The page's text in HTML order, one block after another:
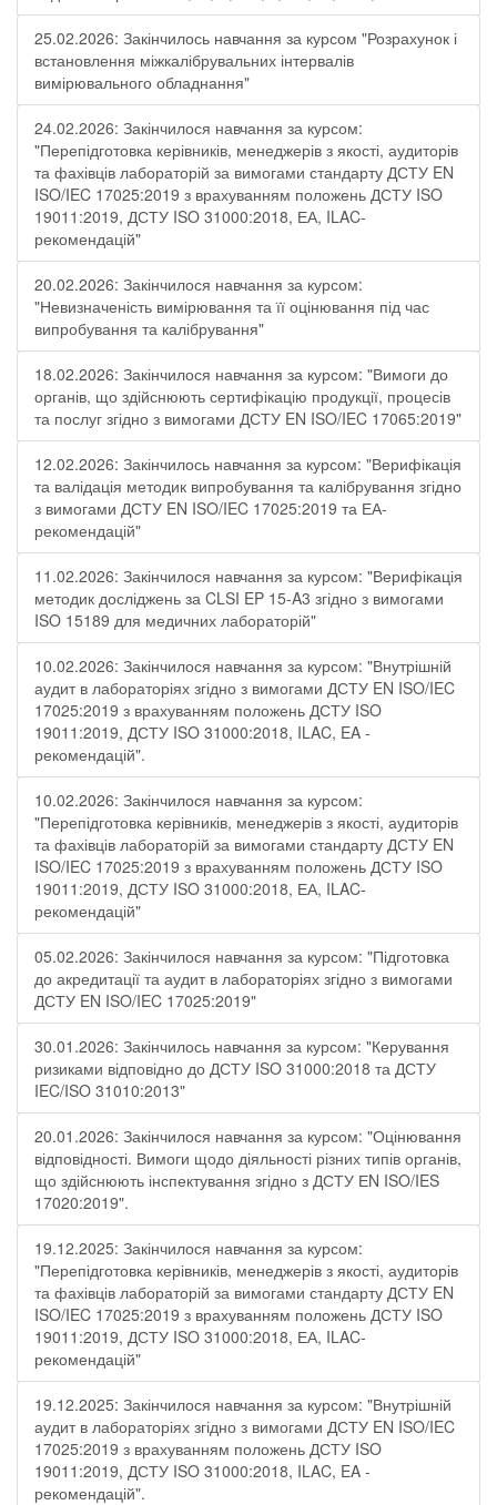
25.02.2026: Закінчилось навчання за курсом "Розрахунок і
встановлення міжкалібрувальних інтервалів
вимірювального обладнання"
24.02.2026: Закінчилося навчання за курсом:
"Перепідготовка керівників, менеджерів з якості, аудиторів
та фахівців лабораторій за вимогами стандарту ДСТУ EN
ISO/IEC 17025:2019 з врахуванням положень ДСТУ ISO
19011:2019, ДСТУ ISO 31000:2018, ЕА, ILAC-
рекомендацій"
20.02.2026: Закінчилося навчання за курсом:
"Невизначеність вимірювання та її оцінювання під час
випробування та калібрування"
18.02.2026: Закінчилося навчання за курсом: "Вимоги до
органів, що здійснюють сертифікацію продукції, процесів
та послуг згідно з вимогами ДСТУ EN ISO/IEC 17065:2019"
12.02.2026: Закінчилось навчання за курсом: "Верифікація
та валідація методик випробування та калібрування згідно
з вимогами ДСТУ EN ISO/IEC 17025:2019 та ЕА-
рекомендацій"
11.02.2026: Закінчилося навчання за курсом: "Верифікація
методик досліджень за CLSI EP 15-A3 згідно з вимогами
ISO 15189 для медичних лабораторій"
10.02.2026: Закінчилося навчання за курсом: "Внутрішній
аудит в лабораторіях згідно з вимогами ДСТУ EN ISO/IEC
17025:2019 з врахуванням положень ДСТУ ISO
19011:2019, ДСТУ ISO 31000:2018, ILAC, EA -
рекомендацій".
10.02.2026: Закінчилося навчання за курсом:
"Перепідготовка керівників, менеджерів з якості, аудиторів
та фахівців лабораторій за вимогами стандарту ДСТУ EN
ISO/IEC 17025:2019 з врахуванням положень ДСТУ ISO
19011:2019, ДСТУ ISO 31000:2018, ЕА, ILAC-
рекомендацій"
05.02.2026: Закінчилося навчання за курсом: "Підготовка
до акредитації та аудит в лабораторіях згідно з вимогами
ДСТУ EN ISO/IEC 17025:2019"
30.01.2026: Закінчилось навчання за курсом: "Керування
ризиками відповідно до ДСТУ ISO 31000:2018 та ДСТУ
IEC/ISO 31010:2013"
20.01.2026: Закінчилося навчання за курсом: "Оцінювання
відповідності. Вимоги щодо діяльності різних типів органів,
що здійснюють інспектування згідно з ДСТУ ЕN ISO/IES
17020:2019".
19.12.2025: Закінчилося навчання за курсом:
"Перепідготовка керівників, менеджерів з якості, аудиторів
та фахівців лабораторій за вимогами стандарту ДСТУ EN
ISO/IEC 17025:2019 з врахуванням положень ДСТУ ISO
19011:2019, ДСТУ ISO 31000:2018, ЕА, ILAC-
рекомендацій"
19.12.2025: Закінчилося навчання за курсом: "Внутрішній
аудит в лабораторіях згідно з вимогами ДСТУ EN ISO/IEC
17025:2019 з врахуванням положень ДСТУ ISO
19011:2019, ДСТУ ISO 31000:2018, ILAC, EA -
рекомендацій".